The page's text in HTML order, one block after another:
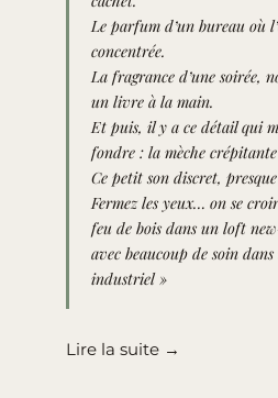
Le parfum d’un bureau où
concentrée.
La fragrance d’une soirée,
un livre à la main.
Et puis, il y a ce détail qui
fondre : la mèche
Ce petit son discret,
Fermez les yeux… on se
feu de bois dans un loft
avec beaucoup de soin
industriel »
Lire la suite →